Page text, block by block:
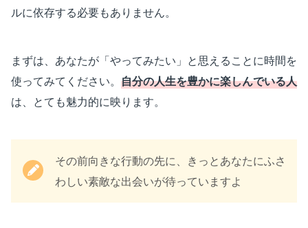
ルに依存する必要もありません。
まずは、あなたが「やってみたい」と思えることに時間を
使ってみてください。 自分の人生を豊かに楽しんでいる人
は、とても魅力的に映ります。
その前向きな行動の先に、きっとあなたにふさ
わしい素敵な出会いが待っていますよ